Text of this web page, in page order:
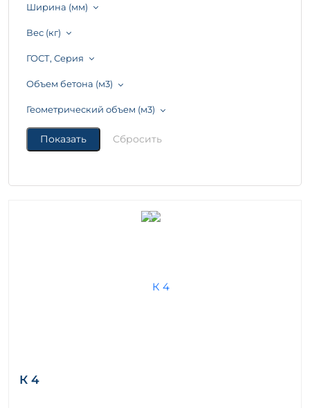
Ширина (мм)
Вес (кг)
ГОСТ, Серия
Объем бетона (м3)
Геометрический объем (м3)
К 4